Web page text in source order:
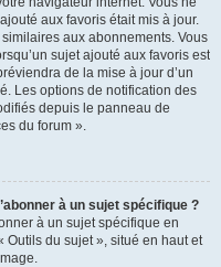
aux favoris était mis à jour.
aux abonnements. Vous
sujet ajouté aux favoris est
de la mise à jour d’un
Les options de notification des
depuis le panneau de
du forum ».
à un sujet spécifique ?
à un sujet spécifique en
du sujet », situé en haut et